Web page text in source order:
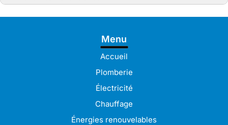
Électricien à Binic-Étables-sur-Mer
Électricien à Guingamp
Menu
Accueil
Plomberie
Électricité
Chauffage
Énergies renouvelables